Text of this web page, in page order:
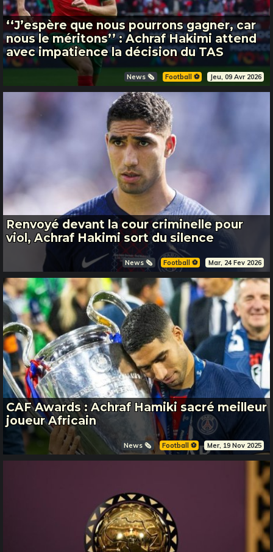
‘‘J’espère que nous pourrons gagner, car
nous le méritons’’ : Achraf Hakimi attend
avec impatience la décision du TAS
News 🗞️ Football ⚽️ Jeu, 09 Avr 2026
Renvoyé devant la cour criminelle pour
viol, Achraf Hakimi sort du silence
News 🗞️ Football ⚽️ Mar, 24 Fev 2026
CAF Awards : Achraf Hamiki sacré meilleur
joueur Africain
News 🗞️ Football ⚽️ Mer, 19 Nov 2025